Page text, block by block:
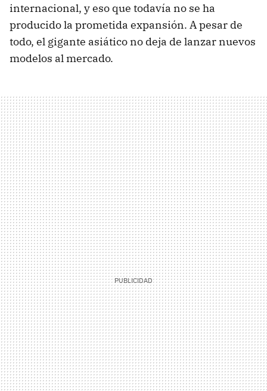
internacional, y eso que todavía no se ha
producido la prometida expansión. A pesar de
todo, el gigante asiático no deja de lanzar nuevos
modelos al mercado.